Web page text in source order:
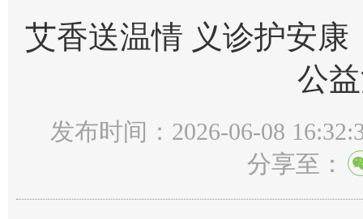
艾香送温情 义诊护安
公
发布时间：2026-06-08
分享至：